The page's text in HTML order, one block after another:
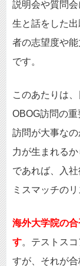
説明会や質問
生と話をした
者の志望度や
です。
このあたりは
OBOG訪問の
訪問が大事な
力が生まれる
であれば、入
ミスマッチの
海外大学院の
す。テストス
すが、それが合